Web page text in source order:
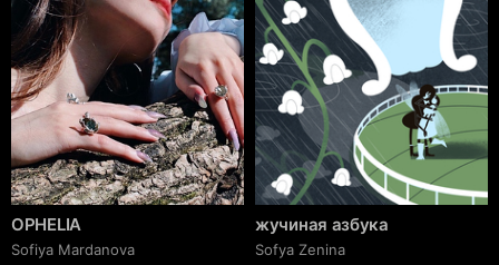
OPHELIA
Sofiya Mardanova
жучиная азбука
Sofya Zenina